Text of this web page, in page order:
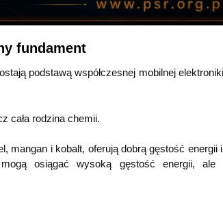
fundament
podstawą współczesnej mobilnej
cała rodzina chemii.
mangan i kobalt, oferują dobrą gęstość
osiągać wysoką gęstość energii, ale